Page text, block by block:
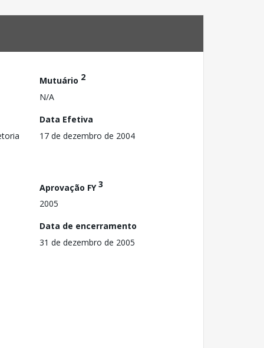
Mutuário 2
N/A
Data Efetiva
17 de dezembro de 2004
Aprovação FY3
2005
Data de encerramento
31 de dezembro de 2005